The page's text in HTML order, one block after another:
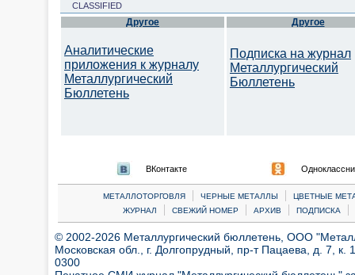
CLASSIFIED
Другое
Аналитические
приложения к журналу
Металлургический
Бюллетень
Другое
Подписка на журнал
Металлургический
Бюллетень
ВКонтакте
МЕТАЛЛОТОРГОВЛЯ | ЧЕРНЫЕ МЕТАЛЛЫ |
ЦВЕТНЫЕ
ЖУРНАЛ
| СВЕЖИЙ НОМЕР | АРХИВ | ПОДПИСКА |
© 2002-2026 Металлургический бюллетень, ООО
Московская обл., г. Долгопрудный, пр-т Пацаева, д. 7,
0300